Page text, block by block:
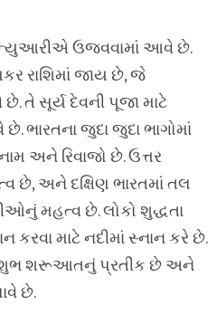
ઉજવવામાં આવે છે.
રાશિમાં જાય છે, જે
તે સૂર્ય દેવની પૂજા માટે
ભારતના જુદા જુદા ભાગોમાં
અને રિવાજો છે. ઉત્તર
છે, અને દક્ષિણ ભારતમાં તલ
મહત્વ છે. લોકો શુદ્ધતા
કરવા માટે નદીમાં સ્નાન કરે છે.
શુભ શરૂઆતનું પ્રતીક છે અને
છે.